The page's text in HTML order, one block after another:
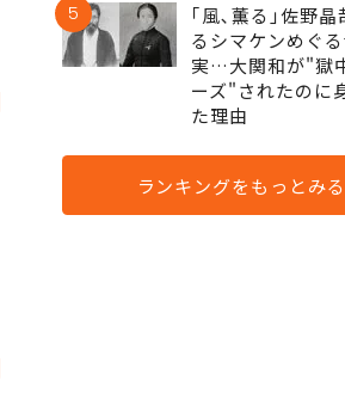
5
｢風､薫る｣佐野晶
るシマケンめぐ
実…大関和が"獄
ーズ"されたのに
た理由
ランキングをもっとみる